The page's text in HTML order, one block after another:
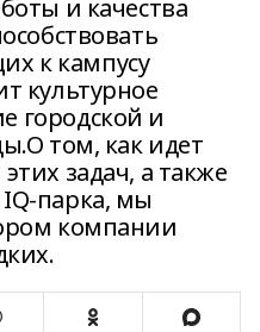
и качества
к кампусу
культурное
городской и
том, как идет
задач, а также
парка, мы
компании